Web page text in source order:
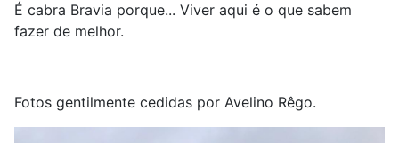
É cabra Bravia porque... Viver aqui é o que sabem
fazer de melhor.
Fotos gentilmente cedidas por Avelino Rêgo.